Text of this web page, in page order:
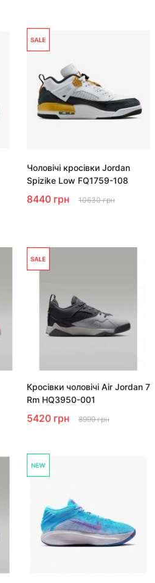
Чоловічі кросівки Jordan
Spizike Low FQ1759-108
8440 грн 10630 грн
Кросівки чоловічі Air Jordan 7
Rm HQ3950-001
5420 грн 8999 грн